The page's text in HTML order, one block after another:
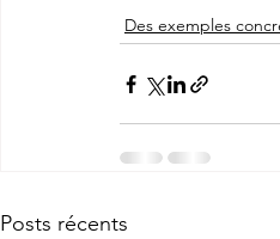
Des exemples
Posts récents